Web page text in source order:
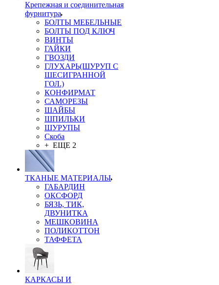
Крепежная и соединительная
фурнитура
БОЛТЫ МЕБЕЛЬНЫЕ
БОЛТЫ ПОД КЛЮЧ
ВИНТЫ
ГАЙКИ
ГВОЗДИ
ГЛУХАРЬ(ШУРУП С
ШЕСИГРАННОЙ
ГОЛ.)
КОНФИРМАТ
САМОРЕЗЫ
ШАЙБЫ
ШПИЛЬКИ
ШУРУПЫ
Скоба
+ ЕЩЕ 2
ТКАНЫЕ МАТЕРИАЛЫ
ГАБАРДИН
ОКСФОРД
БЯЗЬ, ТИК,
ДВУНИТКА
МЕШКОВИНА
ПОЛИКОТТОН
ТАФФЕТА
КАРКАСЫ И